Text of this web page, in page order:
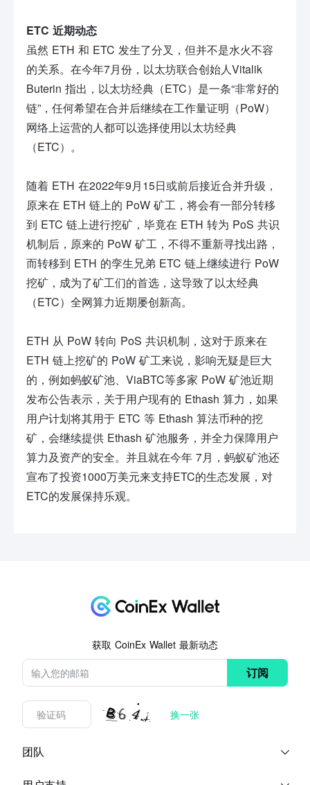
ETC 近期动态
虽然 ETH 和 ETC 发生了分叉，但并不是水火不容
的关系。在今年7月份，以太坊联合创始人Vitalik
Buterin 指出，以太坊经典（ETC）是一条“非常好的
链”，任何希望在合并后继续在工作量证明（PoW）
网络上运营的人都可以选择使用以太坊经典
（ETC）。
随着 ETH 在2022年9月15日或前后接近合并升级，
原来在 ETH 链上的 PoW 矿工，将会有一部分转移
到 ETC 链上进行挖矿，毕竟在 ETH 转为 PoS 共识
机制后，原来的 PoW 矿工，不得不重新寻找出路，
而转移到 ETH 的孪生兄弟 ETC 链上继续进行 PoW
挖矿，成为了矿工们的首选，这导致了以太经典
（ETC）全网算力近期屡创新高。
ETH 从 PoW 转向 PoS 共识机制，这对于原来在
ETH 链上挖矿的 PoW 矿工来说，影响无疑是巨大
的，例如蚂蚁矿池、ViaBTC等多家 PoW 矿池近期
发布公告表示，关于用户现有的 Ethash 算力，如果
用户计划将其用于 ETC 等 Ethash 算法币种的挖
矿，会继续提供 Ethash 矿池服务，并全力保障用户
算力及资产的安全。并且就在今年 7月，蚂蚁矿池还
宣布了投资1000万美元来支持ETC的生态发展，对
ETC的发展保持乐观。
获取 CoinEx Wallet 最新动态
订阅
换一张
团队